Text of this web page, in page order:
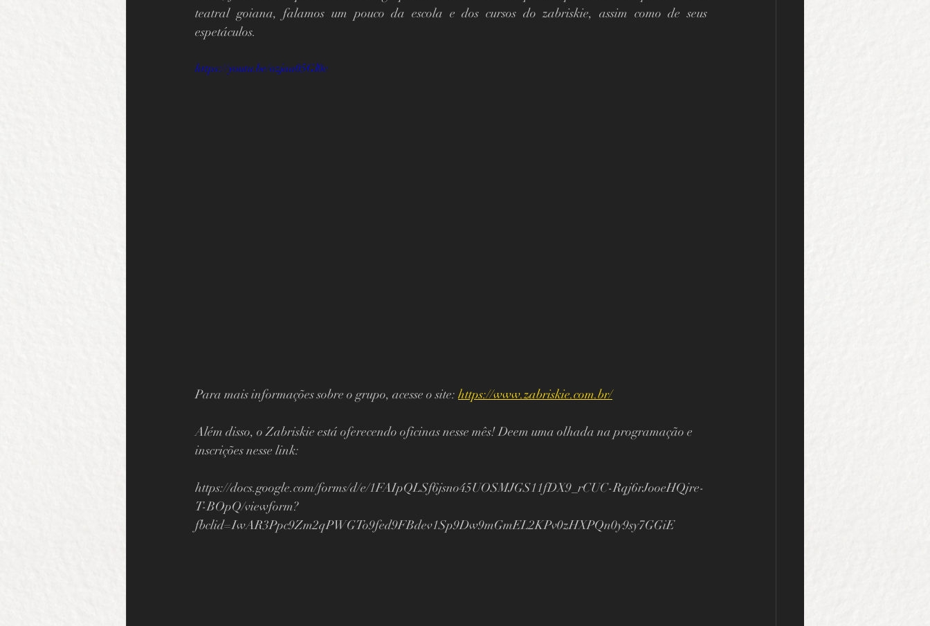
teatral goiana, falamos um pouco da escola e dos cursos do zabriskie, assim como de seus
espetáculos.
https://youtu.be/ozjaa05Gl0c
Para mais informações sobre o grupo, acesse o site: https://www.zabriskie.com.br/
Além disso, o Zabriskie está oferecendo oficinas nesse mês! Deem uma olhada na programação e
inscrições nesse link:
https://docs.google.com/forms/d/e/1FAIpQLSf6jsno45UOSMJGS11fDX9_rCUC-Rqj6rJooeHQjre-
T-BOpQ/viewform?
fbclid=IwAR3Ppc9Zm2qPWGTo9fed9FBdev1Sp9Dw9mGmEL2KPv0zHXPQn0y9sy7GGiE